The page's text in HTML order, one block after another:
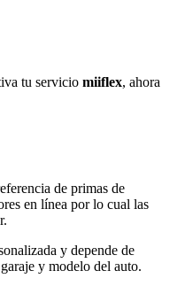
tu servicio miiflex, ahora
de primas de
en línea por lo cual las
y depende de
y modelo del auto.